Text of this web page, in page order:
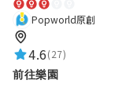
Popworld原創
4.6(27)
前往樂園